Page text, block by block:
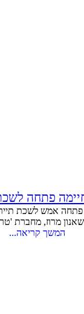
פתחה
פתחה אמש לשכת
מרוז, מחברת
המשך קריאה...